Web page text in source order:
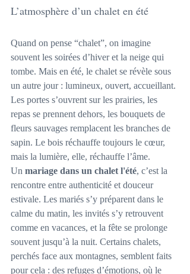
L’atmosphère d’un chalet en été
Quand on pense “chalet”, on imagine
souvent les soirées d’hiver et la neige qui
tombe. Mais en été, le chalet se révèle sous
un autre jour : lumineux, ouvert, accueillant.
Les portes s’ouvrent sur les prairies, les
repas se prennent dehors, les bouquets de
fleurs sauvages remplacent les branches de
sapin. Le bois réchauffe toujours le cœur,
mais la lumière, elle, réchauffe l’âme.
Un mariage dans un chalet l'été, c’est la
rencontre entre authenticité et douceur
estivale. Les mariés s’y préparent dans le
calme du matin, les invités s’y retrouvent
comme en vacances, et la fête se prolonge
souvent jusqu’à la nuit. Certains chalets,
perchés face aux montagnes, semblent faits
pour cela : des refuges d’émotions, où le